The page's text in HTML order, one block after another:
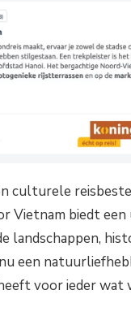
culturele
Vietnam biedt
landschappen,
een
voor ieder wat